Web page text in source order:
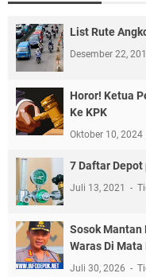
List Rute
Desember 22,
Horor! Ketua
Ke KPK
Oktober 10, 2024
7 Daftar Depot
Juli 13, 2021
Sosok Mantan
Waras Di Mata
Juli 30, 2026